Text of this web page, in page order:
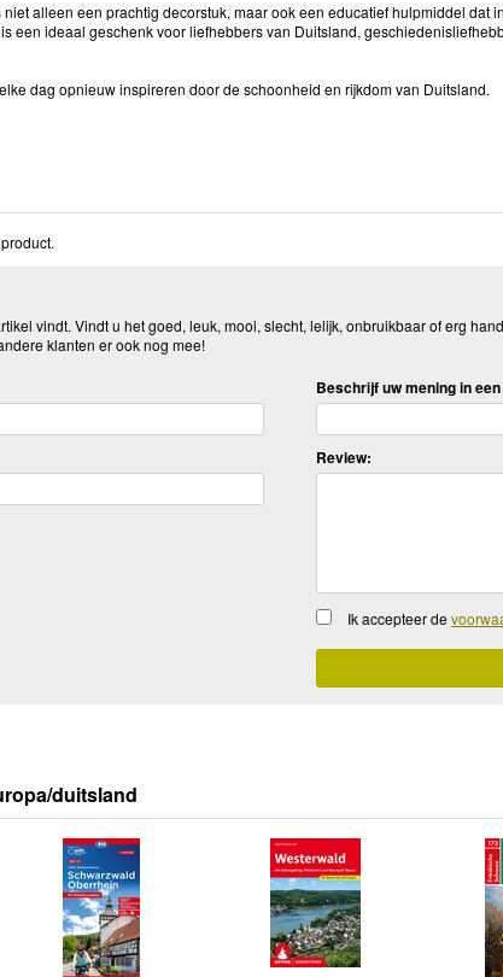
alleen een prachtig decorstuk, maar ook een educatief hulpmiddel dat
een ideaal geschenk voor liefhebbers van Duitsland,
dag opnieuw inspireren door de schoonheid en rijkdom van Duitsland.
vindt. Vindt u het goed, leuk, mooi, slecht, lelijk, onbruikbaar of erg
klanten er ook nog mee!
Beschrijf uw mening in
Review:
Ik accepteer de
duitsland